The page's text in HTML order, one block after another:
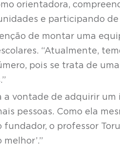
orientadora,
e participando
de montar uma
“Atualmente,
pois se trata de
a vontade de adquirir
pessoas. Como ela
o professor